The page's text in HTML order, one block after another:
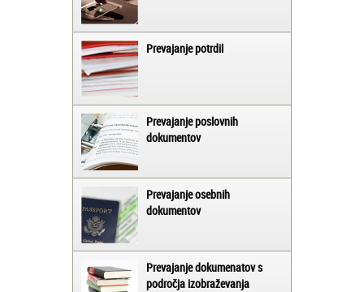
Prevajanje potrdil
Prevajanje poslovnih
dokumentov
Prevajanje osebnih
dokumentov
Prevajanje dokumenatov s
področja izobraževanja